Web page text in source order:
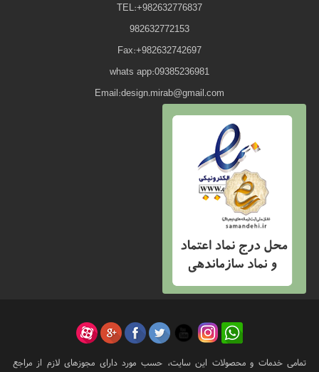
TEL:+982632776837
982632772153
Fax:+982632742697
whats app:09385236981
Email:design.mirab@gmail.com
تمامی خدمات و محصولات این سایت، حسب مورد دارای مجوزهای لازم از مراجع